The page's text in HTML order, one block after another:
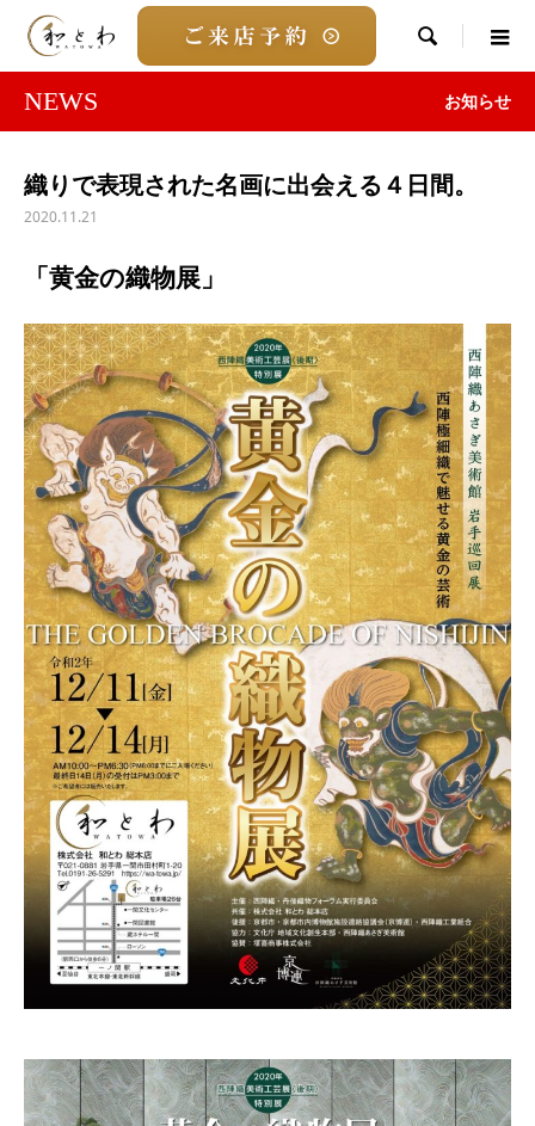

NEWS お知らせ
織りで表現された名画に出会える４日間。
2020.11.21
「黄金の織物展」